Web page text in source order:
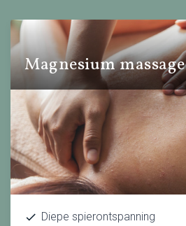
Magnesium massage
Diepe spierontspanning